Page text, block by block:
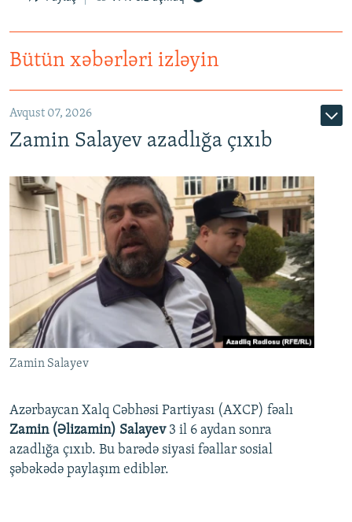
Bütün xəbərləri izləyin
Avqust 07, 2026
Zamin Salayev azadlığa çıxıb
Zamin Salayev
Azərbaycan Xalq Cəbhəsi Partiyası (AXCP) fəalı
Zamin (Əlizamin) Salayev 3 il 6 aydan sonra
azadlığa çıxıb. Bu barədə siyasi fəallar sosial
şəbəkədə paylaşım ediblər.